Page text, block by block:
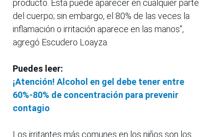
producto. Esta puede aparecer en cualquier parte
del cuerpo; sin embargo, el 80% de las veces la
inflamación o irritación aparece en las manos”,
agregó Escudero Loayza.
Puedes leer:
¡Atención! Alcohol en gel debe tener entre
60%-80% de concentración para prevenir
contagio
Los irritantes más comunes en los niños son los